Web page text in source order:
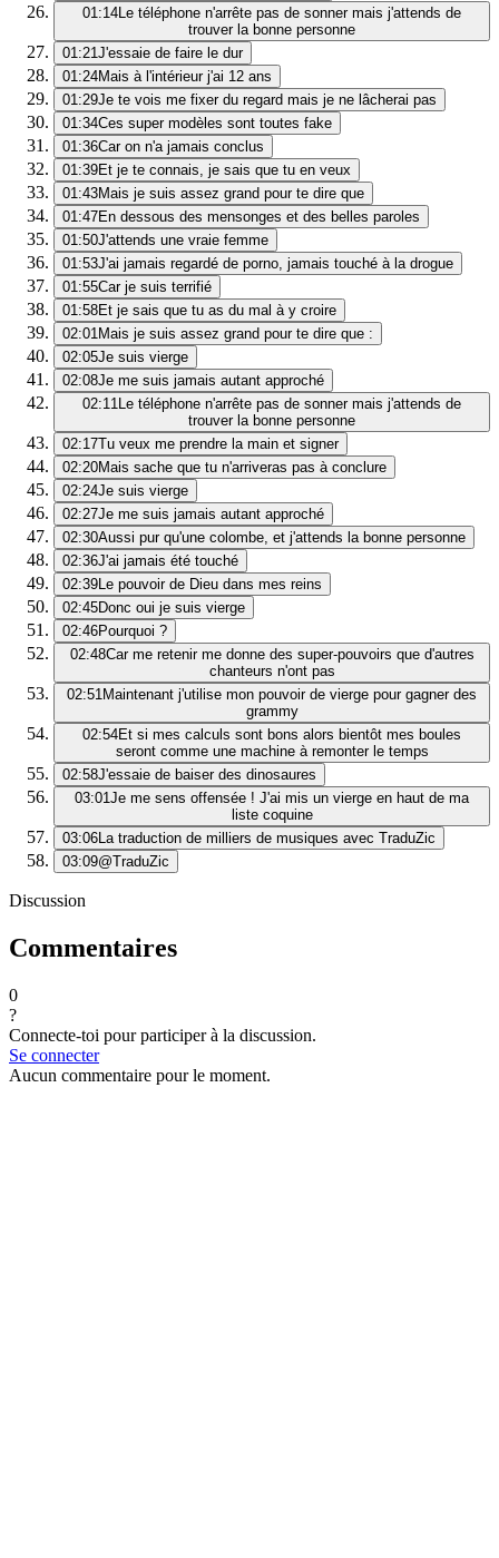
01:14Le téléphone n'arrête pas de sonner mais j'attends de
trouver la bonne personne
01:21J'essaie de faire le dur
01:24Mais à l'intérieur j'ai 12 ans
01:29Je te vois me fixer du regard mais je ne lâcherai pas
01:34Ces super modèles sont toutes fake
01:36Car on n'a jamais conclus
01:39Et je te connais, je sais que tu en veux
01:43Mais je suis assez grand pour te dire que
01:47En dessous des mensonges et des belles paroles
01:50J'attends une vraie femme
01:53J'ai jamais regardé de porno, jamais touché à la drogue
01:55Car je suis terrifié
01:58Et je sais que tu as du mal à y croire
02:01Mais je suis assez grand pour te dire que :
02:05Je suis vierge
02:08Je me suis jamais autant approché
02:11Le téléphone n'arrête pas de sonner mais j'attends de
trouver la bonne personne
02:17Tu veux me prendre la main et signer
02:20Mais sache que tu n'arriveras pas à conclure
02:24Je suis vierge
02:27Je me suis jamais autant approché
02:30Aussi pur qu'une colombe, et j'attends la bonne personne
02:36J'ai jamais été touché
02:39Le pouvoir de Dieu dans mes reins
02:45Donc oui je suis vierge
02:46Pourquoi ?
02:48Car me retenir me donne des super-pouvoirs que d'autres
chanteurs n'ont pas
02:51Maintenant j'utilise mon pouvoir de vierge pour gagner des
grammy
02:54Et si mes calculs sont bons alors bientôt mes boules
seront comme une machine à remonter le temps
02:58J'essaie de baiser des dinosaures
03:01Je me sens offensée ! J'ai mis un vierge en haut de ma
liste coquine
03:06La traduction de milliers de musiques avec TraduZic
03:09@TraduZic
Discussion
Commentaires
0
?
Connecte-toi pour participer à la discussion.
Se connecter
Aucun commentaire pour le moment.